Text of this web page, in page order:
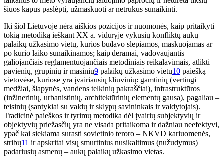
šiuos kapus paslėpti, užmaskuoti ar netrukus sunaikinti.
Iki šiol Lietuvoje nėra aiškios pozicijos ir nuomonės, kaip pritaikyti
tokią metodiką ieškant XX a. viduryje vykusių konfliktų aukų
palaikų užkasimo vietų, kurios būdavo slepiamos, maskuojamas ar
po kurio laiko sunaikinamos; kaip deramai, vadovaujantis
galiojančiais reglamentuojančiais metodiniais reikalavimais, atlikti
pavienių, grupinių ir masinių9 palaikų užkasimo vietų10 paiešką
vietovėse, kuriose yra įvairiausių kliuvinių: gamtinių (vertingi
medžiai, šlapynės, vandens telkinių pakraščiai), infrastruktūros
(inžinerinių, urbanistinių, architektūrinių elementų gausa), pagaliau –
teisinių (santykiai su valdų ir sklypų savininkais ir valdytojais).
Tradicinė paieškos ir tyrimų metodika dėl įvairių subjektyvių ir
objektyvių priežasčių yra ne visada pritaikoma ir dažniau neefektyvi,
ypač kai siekiama surasti sovietinio teroro – NKVD kariuomenės,
stribų11 ir apskritai visų smurtinius nusikaltimus (nužudymus)
padariusių asmenų – aukų palaikų užkasimo vietas.